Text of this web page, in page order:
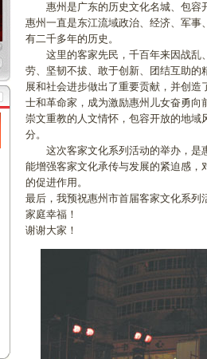
惠州是广东的历史文化名城、包容开
惠州一直是东江流域政治、经济、军事
有二千多年的历史。
这里的客家先民，千百年来因战乱
劳、坚韧不拔、敢于创新、团结互助
展和社会进步做出了重要贡献，并创
士和革命家，成为激励惠州儿女奋勇向
崇文重教的人文情怀，包容开放的地
分。
这次客家文化系列活动的举办，是惠
能增强客家文化承传与发展的紧迫感
的促进作用。
最后，我预祝惠州市首届客家文化系列
家庭幸福！
谢谢大家！